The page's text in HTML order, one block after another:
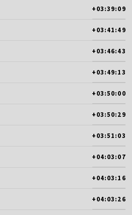
+03:39:09
+03:41:49
+03:46:43
+03:49:13
+03:50:00
+03:50:29
+03:51:03
+04:03:07
+04:03:16
+04:03:26